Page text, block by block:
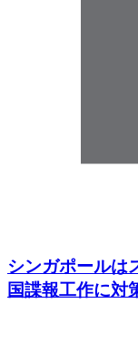
シンガポール
国諜報工作に対